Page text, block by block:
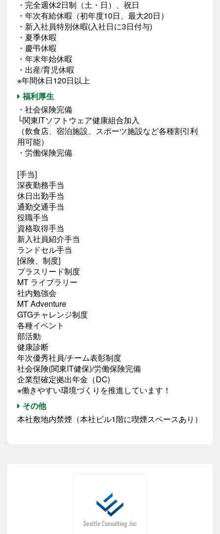
・完全週休2日制（土・日）、祝日
・年次有給休暇（初年度10日、最大20日）
・新入社員特別休暇(入社日に3日付与)
・夏季休暇
・慶弔休暇
・年末年始休暇
・出産/育児休暇
※年間休日120日以上
福利厚生
・社会保険完備
└関東ITソフトウェア健康組合加入
（飲食店、宿泊施設、スポーツ施設など各種割引利
用可能）
・労働保険完備
[手当]
深夜勤務手当
休日出勤手当
通勤交通手当
役職手当
資格取得手当
新入社員紹介手当
ランドセル手当
[保険、制度]
プラスリード制度
MT ライブラリー
社内勉強会
MT Adventure
GTGチャレンジ制度
各種イベント
部活動
健康診断
年次優秀社員/チーム表彰制度
社会保険(関東IT健保)/労働保険完備
企業型確定拠出年金（DC)
※働きやすい環境づくりを推進しています！
その他
本社敷地内禁煙（本社ビル1階に喫煙スペースあり）